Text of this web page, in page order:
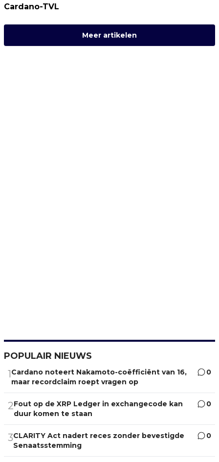
Cardano-TVL
Meer artikelen
POPULAIR NIEUWS
1Cardano noteert Nakamoto-coëfficiënt van 16,
maar recordclaim roept vragen op
0
2Fout op de XRP Ledger in exchangecode kan
duur komen te staan
0
3CLARITY Act nadert reces zonder bevestigde
Senaatsstemming
0